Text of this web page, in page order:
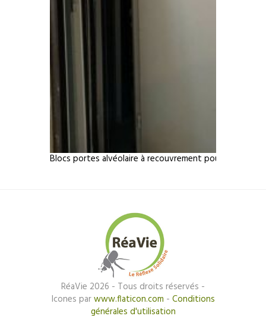
Blocs portes alvéolaire à recouvrement pour des
RéaVie 2026 - Tous droits réservés -
Icones parwww.flaticon.com - Conditions
générales d'utilisation